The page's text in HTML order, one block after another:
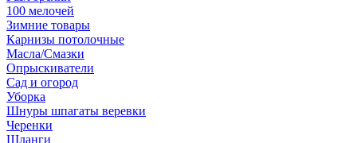
100 мелочей
Зимние товары
Карнизы потолочные
Масла/Смазки
Опрыскиватели
Сад и огород
Уборка
Шнуры шпагаты веревки
Черенки
Шланги